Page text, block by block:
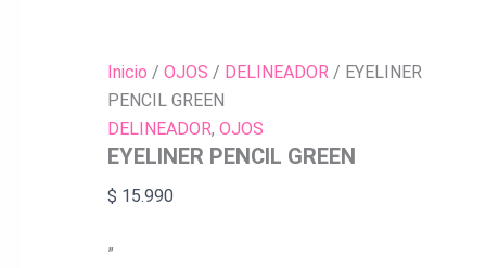
Inicio / OJOS / DELINEADOR/ EYELINER
PENCIL GREEN
DELINEADOR, OJOS
EYELINER PENCIL GREEN
$ 15.990
”